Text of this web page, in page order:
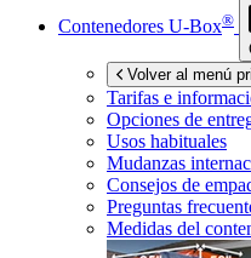
Contenedores U-Box®
Volver al menú
Tarifas e
Opciones de
Usos habituales
Mudanzas
Consejos de
Preguntas
Medidas del